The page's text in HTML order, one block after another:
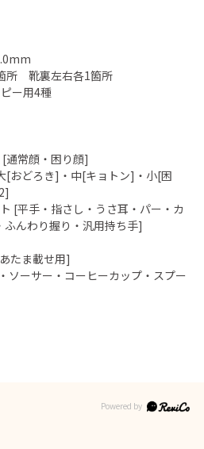
所 靴裏左右各1箇所
ー用4種
通常顔・困り顔]
[おどろき]・中[キョトン]・小[困
[平手・指さし・うさ耳・パー・カ
んわり握り・汎用持ち手]
たま載せ用]
ーサー・コーヒーカップ・スプー